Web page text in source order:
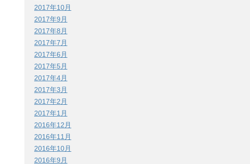
2017年10月
2017年9月
2017年8月
2017年7月
2017年6月
2017年5月
2017年4月
2017年3月
2017年2月
2017年1月
2016年12月
2016年11月
2016年10月
2016年9月